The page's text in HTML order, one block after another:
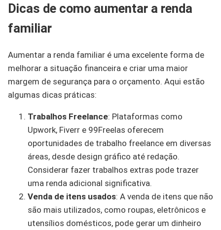
Dicas de como aumentar a renda
familiar
Aumentar a renda familiar é uma excelente forma de
melhorar a situação financeira e criar uma maior
margem de segurança para o orçamento. Aqui estão
algumas dicas práticas:
Trabalhos Freelance: Plataformas como
Upwork, Fiverr e 99Freelas oferecem
oportunidades de trabalho freelance em diversas
áreas, desde design gráfico até redação.
Considerar fazer trabalhos extras pode trazer
uma renda adicional significativa.
Venda de itens usados: A venda de itens que não
são mais utilizados, como roupas, eletrônicos e
utensílios domésticos, pode gerar um dinheiro